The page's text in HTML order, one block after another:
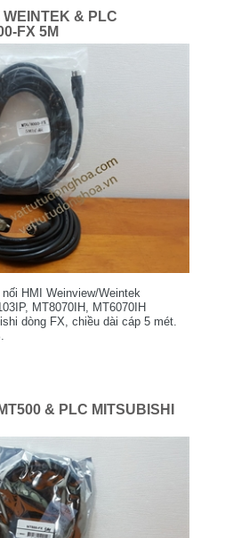
WEINTEK & PLC
FX 5M
HMI Weinview/Weintek
MT8070IH, MT6070IH
dòng FX, chiều dài cáp 5 mét.
& PLC MITSUBISHI